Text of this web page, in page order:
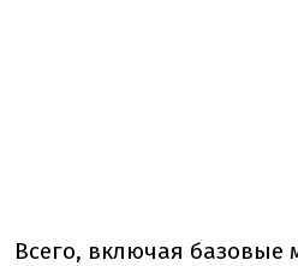
Всего, включая базовые